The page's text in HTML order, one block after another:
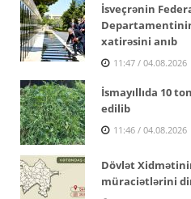
İsveçrənin
xatirəsini anıb
11:47 / 04.08.2026
İsmayıllıda 10
edilib
11:46 / 04.08.2026
Dövlət
müraciətlərini